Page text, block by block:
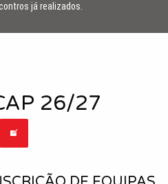
já realizados.
26/27